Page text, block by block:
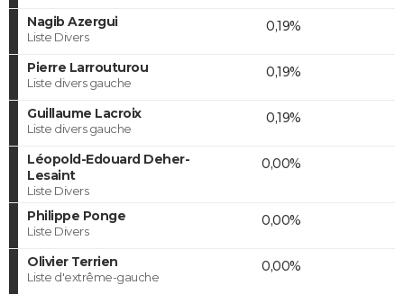
Nagib Azergui
Liste Divers
0,19%
Pierre Larrouturou
Liste divers gauche
0,19%
Guillaume Lacroix
Liste divers gauche
0,19%
Léopold-Edouard Deher-
Lesaint
Liste Divers
0,00%
Philippe Ponge
Liste Divers
0,00%
Olivier Terrien
Liste d'extrême-gauche
0,00%